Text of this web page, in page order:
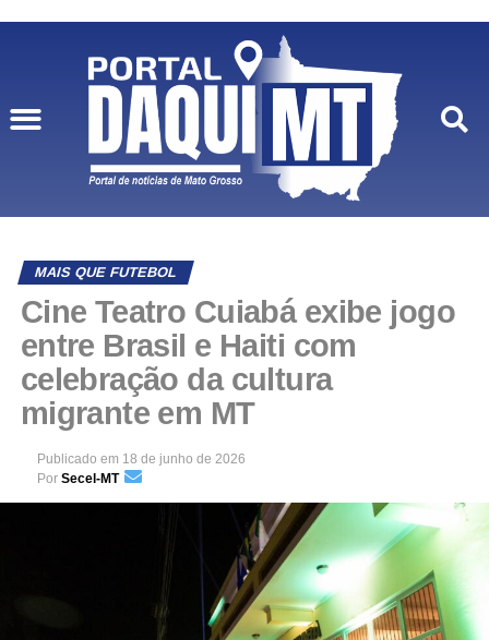
MAIS QUE FUTEBOL
Cine Teatro Cuiabá exibe jogo
entre Brasil e Haiti com
celebração da cultura
migrante em MT
Publicado em 18 de junho de 2026
Por Secel-MT